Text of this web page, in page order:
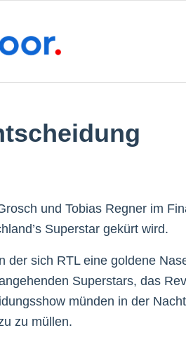
und Tobias Regner im
Superstar gekürt wird.
der sich RTL eine goldene
Superstars, das
münden in der
zu müllen.